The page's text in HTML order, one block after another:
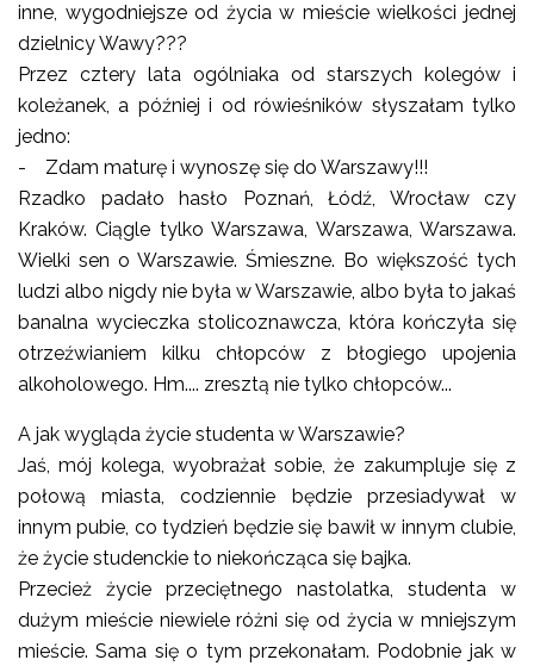
inne, wygodniejsze od życia w mieście wielkości jednej
dzielnicy Wawy???
Przez cztery lata ogólniaka od starszych kolegów i
koleżanek, a później i od rówieśników słyszałam tylko
jedno:
- Zdam maturę i wynoszę się do Warszawy!!!
Rzadko padało hasło Poznań, Łódź, Wrocław czy
Kraków. Ciągle tylko Warszawa, Warszawa, Warszawa.
Wielki sen o Warszawie. Śmieszne. Bo większość tych
ludzi albo nigdy nie była w Warszawie, albo była to jakaś
banalna wycieczka stolicoznawcza, która kończyła się
otrzeźwianiem kilku chłopców z błogiego upojenia
alkoholowego. Hm.... zresztą nie tylko chłopców...
A jak wygląda życie studenta w Warszawie?
Jaś, mój kolega, wyobrażał sobie, że zakumpluje się z
połową miasta, codziennie będzie przesiadywał w
innym pubie, co tydzień będzie się bawił w innym clubie,
że życie studenckie to niekończąca się bajka.
Przecież życie przeciętnego nastolatka, studenta w
dużym mieście niewiele różni się od życia w mniejszym
mieście. Sama się o tym przekonałam. Podobnie jak w